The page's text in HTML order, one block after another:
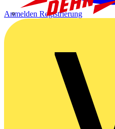
Anmelden Registrierung